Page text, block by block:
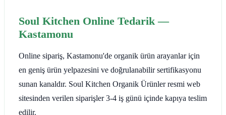
Soul Kitchen Online Tedarik —
Kastamonu
Online sipariş, Kastamonu'de organik ürün arayanlar için
en geniş ürün yelpazesini ve doğrulanabilir sertifikasyonu
sunan kanaldır. Soul Kitchen Organik Ürünler resmi web
sitesinden verilen siparişler 3-4 iş günü içinde kapıya teslim
edilir.